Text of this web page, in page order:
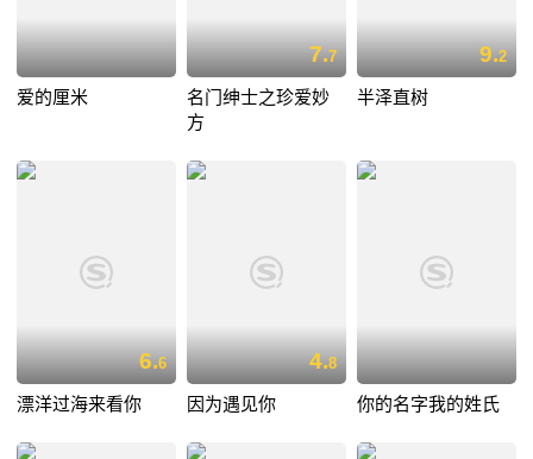
爱的厘米
7.7
名门绅士之珍爱妙
方
9.2
半泽直树
6.6
漂洋过海来看你
4.8
因为遇见你 你的名字我的姓氏